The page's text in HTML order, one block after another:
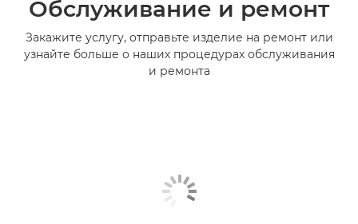
Обслуживание и ремонт
Закажите услугу, отправьте изделие на ремонт или
узнайте больше о наших процедурах обслуживания
и ремонта